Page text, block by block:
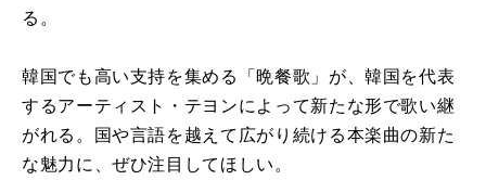
る。
韓国でも高い支持を集める「晩餐歌」が、韓国を代表
するアーティスト・テヨンによって新たな形で歌い継
がれる。国や言語を越えて広がり続ける本楽曲の新た
な魅力に、ぜひ注目してほしい。